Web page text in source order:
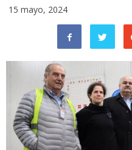
15 mayo, 2024